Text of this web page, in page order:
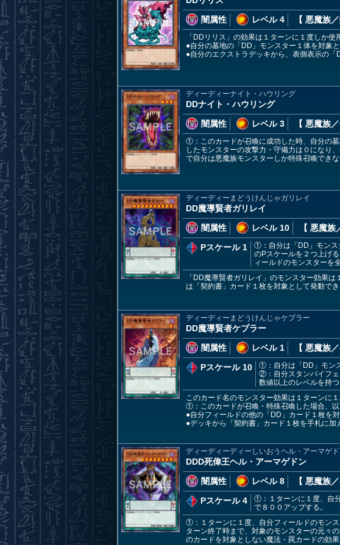
闇属性
レベル 4 【 悪魔族
「DDリリス」の効果は１ターンに１度しか
●自分の墓地の「DD」モンスター１体を対象
●自分のエクストラデッキから、表側表示の「
ディーディーナイト・ハウリング
DDナイト・ハウリング
闇属性
レベル 3 【 悪魔族
①：このカードが召喚に成功した時、自分の
したモンスターの攻撃力・守備力は０になり
で自分は悪魔族モンスターしか特殊召喚できな
ディーディーまどうけんじゃガリレイ
DD魔導賢者ガリレイ
闇属性
レベル 10 【 悪魔族
Pスケール 1
①：自分は「DD」モンス
のPスケールを２つ上げ
ィールドのモンスターを
「DD魔導賢者ガリレイ」のモンスター効果
は「契約書」カード１枚を対象として発動で
ディーディーまどうけんじゃケプラー
DD魔導賢者ケプラー
闇属性
レベル 1 【 悪魔族
Pスケール 10
①：自分は「DD」モン
②：自分スタンバイフェ
数値以上のレベルを持
このカード名のモンスター効果は１ターンに１
①：このカードが召喚・特殊召喚した場合、
●自分フィールドの他の「DD」カード１枚を
●デッキから「契約書」カード１枚を手札に加
ディーディーディーしいおうヘル・アーマゲ
DDD死偉王ヘル・アーマゲドン
闇属性
レベル 8 【 悪魔族
Pスケール 4
①：１ターンに１度、自
で８００アップする。
①：１ターンに１度、自分フィールドのモン
ターン終了時まで、対象のモンスターの元々
のカードを対象としない魔法・罠カードの効果